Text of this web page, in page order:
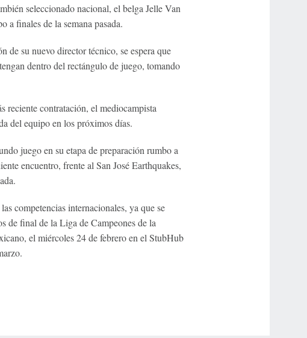
seleccionado nacional, el belga Jelle Van
a finales de la semana pasada.
de su nuevo director técnico, se espera que
dentro del rectángulo de juego, tomando
reciente contratación, el mediocampista
del equipo en los próximos días.
juego en su etapa de preparación rumbo a
encuentro, frente al San José Earthquakes,
competencias internacionales, ya que se
de final de la Liga de Campeones de la
el miércoles 24 de febrero en el StubHub